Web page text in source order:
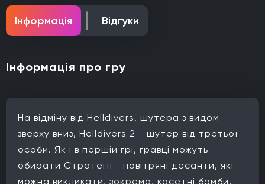
Інформація Відгуки
Інформація про гру
На відміну від Helldivers, шутера з видом
зверху вниз, Helldivers 2 - шутер від третьої
особи. Як і в першій грі, гравці можуть
обирати Стратегії - повітряні десанти, які
можна викликати, зокрема, касетні бомби,